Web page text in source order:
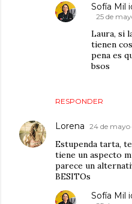
RESPONDER
Sofía Mil
25 de
Laura, si
tienen
pena es
bsos
Lorena 24 de mayo
Estupenda tarta,
tiene un aspecto
parece un
BESITOs
Sofía Mil